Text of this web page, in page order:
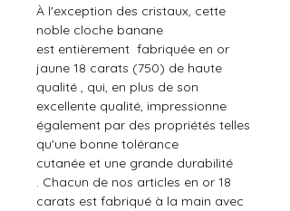
À l'exception des cristaux, cette
noble cloche banane
est entièrement fabriquée en or
jaune 18 carats (750) de haute
qualité , qui, en plus de son
excellente qualité, impressionne
également par des propriétés telles
qu'une bonne tolérance
cutanée et une grande durabilité
. Chacun de nos articles en or 18
carats est fabriqué à la main avec